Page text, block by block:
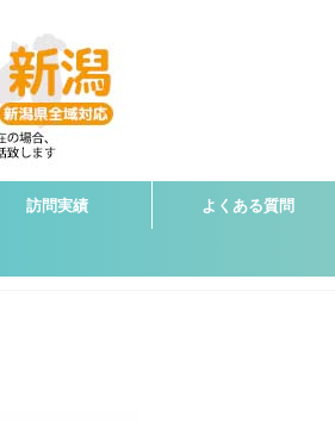
訪問実績 よくある質問